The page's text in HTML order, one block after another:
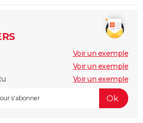
Voir un exemple
Voir un exemple
Voir un exemple